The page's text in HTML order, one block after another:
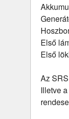
Első
Első
Az
Illetve